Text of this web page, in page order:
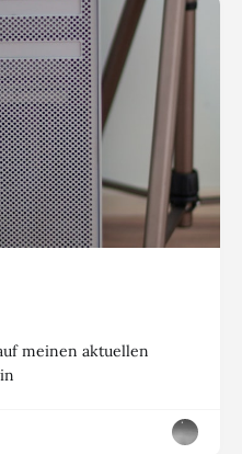
meinen aktuellen